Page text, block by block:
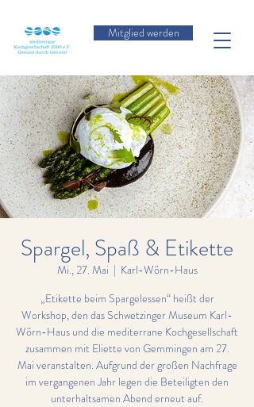
Mitglied werden
Spargel, Spaß & Etikette
Mi., 27. Mai
  |
Karl-Wörn-Haus
„Etikette beim Spargelessen“ heißt der
Workshop, den das Schwetzinger Museum Karl-
Wörn-Haus und die mediterrane Kochgesellschaft
zusammen mit Eliette von Gemmingen am 27.
Mai veranstalten. Aufgrund der großen Nachfrage
im vergangenen Jahr legen die Beteiligten den
unterhaltsamen Abend erneut auf.